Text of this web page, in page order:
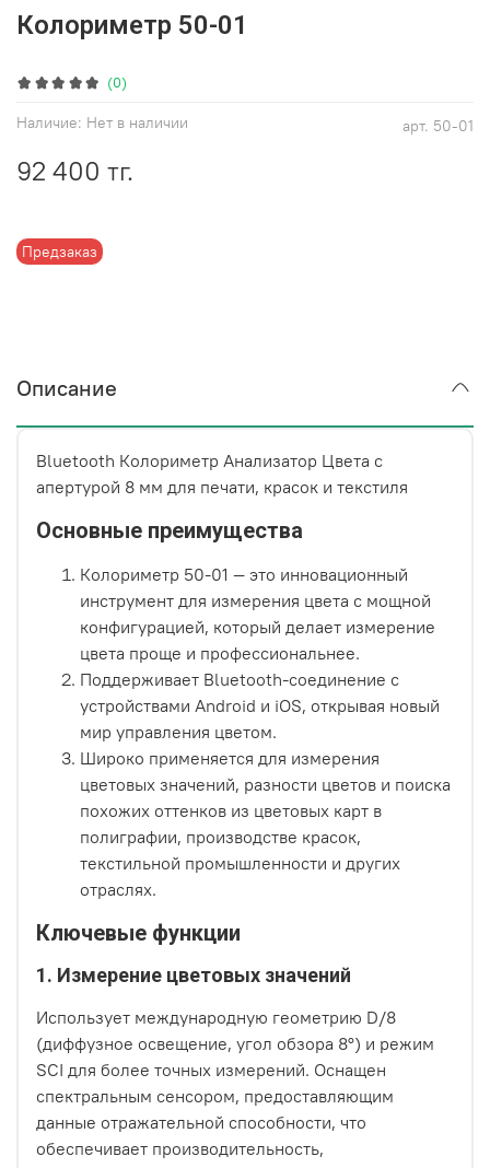
(0)
арт. 50-01
Наличие: Нет в наличии
Предзаказ
Колориметр 50-01
92 400 тг.
Описание
Bluetooth Колориметр Анализатор Цвета с
апертурой 8 мм для печати, красок и текстиля
Основные преимущества
Колориметр 50-01 — это инновационный
инструмент для измерения цвета с мощной
конфигурацией, который делает измерение
цвета проще и профессиональнее.
Поддерживает Bluetooth-соединение с
устройствами Android и iOS, открывая новый
мир управления цветом.
Широко применяется для измерения
цветовых значений, разности цветов и поиска
похожих оттенков из цветовых карт в
полиграфии, производстве красок,
текстильной промышленности и других
отраслях.
Ключевые функции
1. Измерение цветовых значений
Использует международную геометрию D/8
(диффузное освещение, угол обзора 8°) и режим
SCI для более точных измерений. Оснащен
спектральным сенсором, предоставляющим
данные отражательной способности, что
обеспечивает производительность,